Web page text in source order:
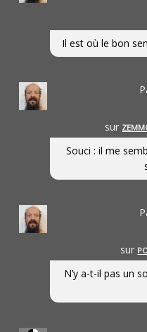
Il est où le bon
sur
Souci : il me
sur
N’y a-t-il pas un